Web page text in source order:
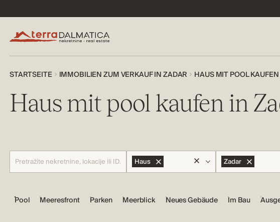
STARTSEITE IMMOBILIEN ZUM VERKAUF IN ZADAR HAUS MIT POOL
Haus mit pool kaufen in
Haus Zadar
Pool Meeresfront Parken Meerblick Neues Gebäude Im Bau